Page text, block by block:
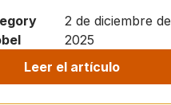
2 de diciembre de
2025
Leer el artículo